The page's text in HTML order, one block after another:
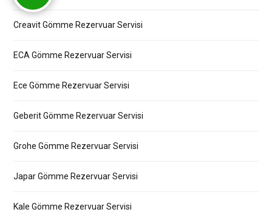
Creavit Gömme Rezervuar Servisi
ECA Gömme Rezervuar Servisi
Ece Gömme Rezervuar Servisi
Geberit Gömme Rezervuar Servisi
Grohe Gömme Rezervuar Servisi
Japar Gömme Rezervuar Servisi
Kale Gömme Rezervuar Servisi